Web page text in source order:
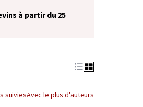
à partir du 25
suiviesAvec le plus d'auteurs